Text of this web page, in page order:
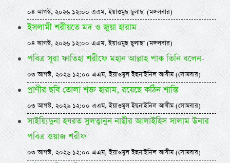
০৪ আগস্ট, ২০২৬ ১২:০০ এএম, ইয়াওমুছ ছুলাছা (মঙ্গলবার)
ইসলামী শরীয়তে মদ ও জুয়া হারাম
০৪ আগস্ট, ২০২৬ ১২:০০ এএম, ইয়াওমুছ ছুলাছা (মঙ্গলবার)
পবিত্র সূরা ফাতিহা শরীফে মহান আল্লাহ পাক তিনি বলেন-
০৩ আগস্ট, ২০২৬ ১২:০০ এএম, ইয়াওমুল ইছনাইনিল আযীম (সোমবার)
প্রাণীর ছবি তোলা শক্ত হারাম, রয়েছে কঠিন শাস্তি
০৩ আগস্ট, ২০২৬ ১২:০০ এএম, ইয়াওমুল ইছনাইনিল আযীম (সোমবার)
সাইয়্যিদুনা হযরত সুলত্বানুন নাছীর আলাইহিস সালাম উনার
পবিত্র ওয়াজ শরীফ
০৩ আগস্ট, ২০২৬ ১২:০০ এএম, ইয়াওমুল ইছনাইনিল আযীম (সোমবার)